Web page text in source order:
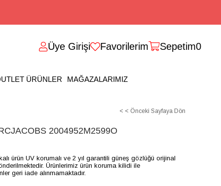
Üye Girişi Favorilerim Sepetim0
ÜRÜNLER MAĞAZALARIMIZ
< < Önceki Sayfaya Dön
2004952M2599O
ürün UV korumalı ve 2 yıl garantili güneş gözlüğü orijinal
Ürünlerimiz ürün koruma kilidi ile
geri iade alınmamaktadır.